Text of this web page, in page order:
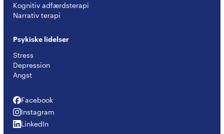
Kognitiv adfærdsterapi
Narrativ terapi
Psykiske lidelser
Stress
Depression
Angst
Facebook
Facebook
Instagram
Instagram
LinkedIn
LinkedIn